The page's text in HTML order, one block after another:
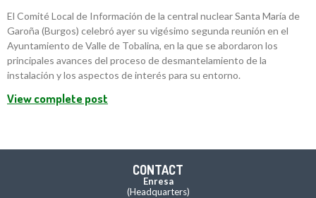
El Comité Local de Información de la central nuclear Santa María de
Garoña (Burgos) celebró ayer su vigésimo segunda reunión en el
Ayuntamiento de Valle de Tobalina, en la que se abordaron los
principales avances del proceso de desmantelamiento de la
instalación y los aspectos de interés para su entorno.
View complete post
CONTACT
Enresa
(Headquarters)